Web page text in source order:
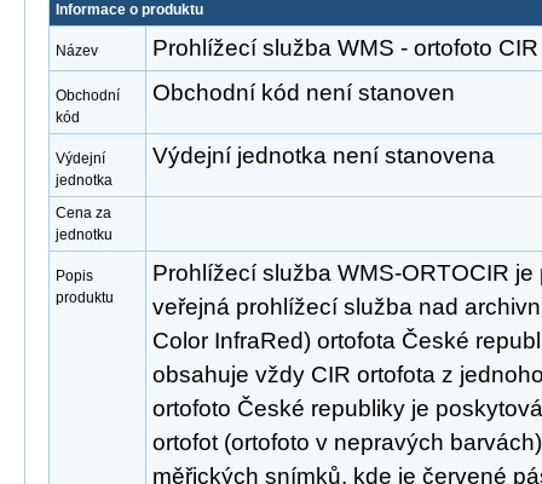
Informace o produktu
Název Prohlížecí služba WMS - ortofoto CIR
Obchodní
kód
Obchodní kód není stanoven
Výdejní
jednotka
Výdejní jednotka není stanovena
Cena za
jednotku
Popis
produktu
Prohlížecí služba WMS-ORTOCIR
veřejná prohlížecí služba nad
Color InfraRed) ortofota České
obsahuje vždy CIR ortofota z
ortofoto České republiky je
ortofot (ortofoto v nepravých
měřických snímků, kde je červené